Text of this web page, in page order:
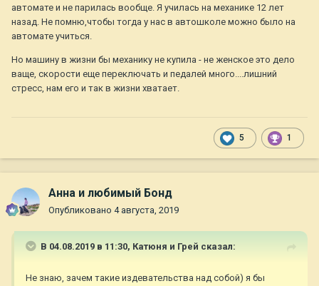
автомате и не парилась вообще. Я училась на механике 12 лет
назад. Не помню,чтобы тогда у нас в автошколе можно было на
автомате учиться.
Но машину в жизни бы механику не купила - не женское это дело
ваще, скорости еще переключать и педалей много....лишний
стресс, нам его и так в жизни хватает.
5 1
Анна и любимый Бонд
Опубликовано 4 августа, 2019
В 04.08.2019 в 11:30, Катюня и Грей сказал:
Не знаю, зачем такие издевательства над собой) я бы